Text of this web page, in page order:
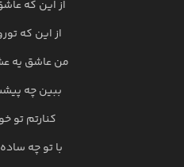
از این که
از این که
من عاشق یه
ببین چه
کنارتم تو
با تو چه